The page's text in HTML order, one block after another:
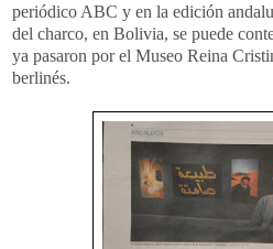
periódico ABC y en la edición
del charco, en Bolivia, se puede
ya pasaron por el Museo Reina
berlinés.